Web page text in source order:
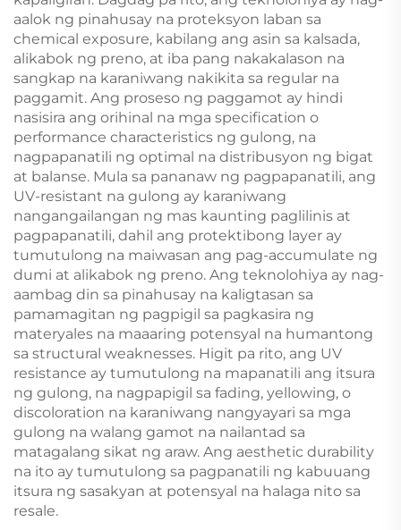
aalok ng pinahusay na proteksyon laban sa
chemical exposure, kabilang ang asin sa kalsada,
alikabok ng preno, at iba pang nakakalason na
sangkap na karaniwang nakikita sa regular na
paggamit. Ang proseso ng paggamot ay hindi
nasisira ang orihinal na mga specification o
performance characteristics ng gulong, na
nagpapanatili ng optimal na distribusyon ng bigat
at balanse. Mula sa pananaw ng pagpapanatili, ang
UV-resistant na gulong ay karaniwang
nangangailangan ng mas kaunting paglilinis at
pagpapanatili, dahil ang protektibong layer ay
tumutulong na maiwasan ang pag-accumulate ng
dumi at alikabok ng preno. Ang teknolohiya ay nag-
aambag din sa pinahusay na kaligtasan sa
pamamagitan ng pagpigil sa pagkasira ng
materyales na maaaring potensyal na humantong
sa structural weaknesses. Higit pa rito, ang UV
resistance ay tumutulong na mapanatili ang itsura
ng gulong, na nagpapigil sa fading, yellowing, o
discoloration na karaniwang nangyayari sa mga
gulong na walang gamot na nailantad sa
matagalang sikat ng araw. Ang aesthetic durability
na ito ay tumutulong sa pagpanatili ng kabuuang
itsura ng sasakyan at potensyal na halaga nito sa
resale.